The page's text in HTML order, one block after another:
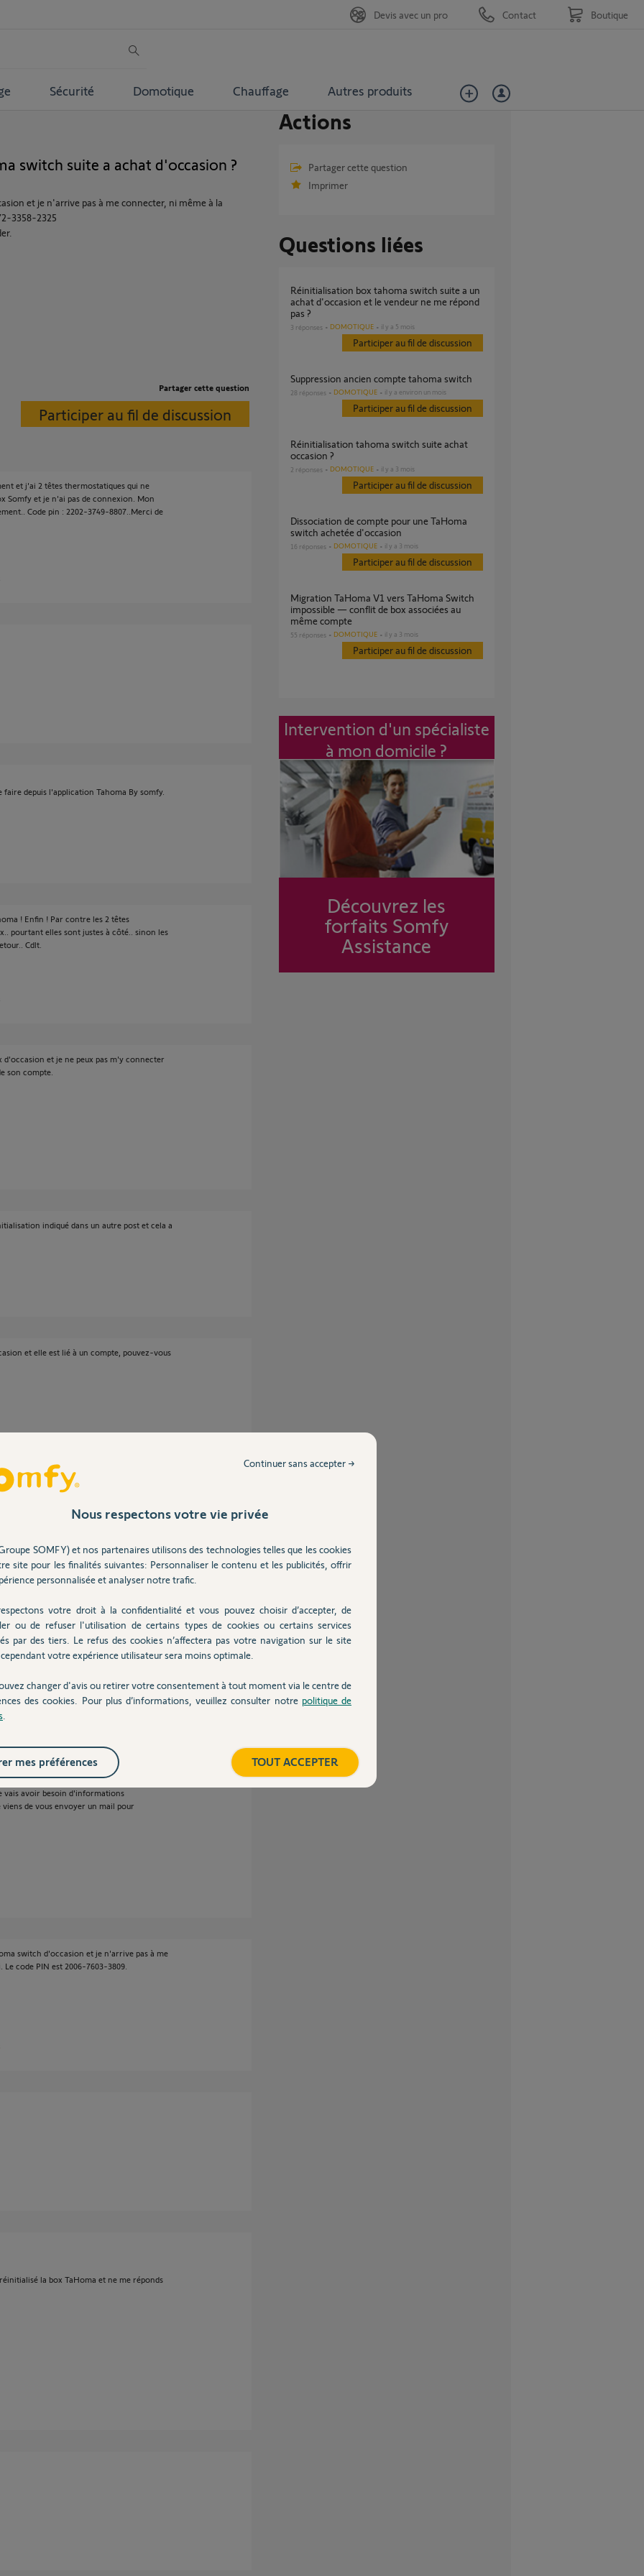
Sécurité Domotique Chauffage Autres produits
Devis avec un pro Contact Boutique
switch suite a achat d'occasion ?
et je n'arrive pas à me connecter, ni même à la
3358-2325
Partager cette question
Participer au fil de discussion
et j'ai 2 têtes thermostatiques qui ne
Somfy et je n'ai pas de connexion. Mon
Code pin : 2202-3749-8807..Merci de
depuis l'application Tahoma By somfy.
! Enfin ! Par contre les 2 têtes
pourtant elles sont justes à côté.. sinon les
Cdlt.
et je ne peux pas m'y connecter
son compte.
indiqué dans un autre post et cela a
et elle est lié à un compte, pouvez-vous
le souci des têtes thermostatiques Io
courant.. Cdlt.
indiquez, il semblerait que vos vannes IO
vais avoir besoin d'informations
de vous envoyer un mail pour
switch d'occasion et je n'arrive pas à me
code PIN est 2006-7603-3809.
la box TaHoma et ne me réponds
Actions
Partager cette question
Imprimer
Questions liées
Réinitialisation box tahoma switch suite a un
achat d'occasion et le vendeur ne me répond
pas ?
3 réponses DOMOTIQUE il y a 5 mois
Participer au fil de discussion
Suppression ancien compte tahoma switch
28 réponses DOMOTIQUE il y a environ un mois
Participer au fil de discussion
réinitialisation tahoma switch suite achat
occasion ?
2 réponses DOMOTIQUE il y a 3 mois
Participer au fil de discussion
Dissociation de compte pour une TaHoma
switch achetée d'occasion
16 réponses DOMOTIQUE il y a 3 mois
Participer au fil de discussion
Migration TaHoma V1 vers TaHoma Switch
impossible — conflit de box associées au
même compte
55 réponses DOMOTIQUE il y a 3 mois
Participer au fil de discussion
Intervention d'un spécialiste
à mon domicile ?
Découvrez les
forfaits Somfy
Assistance
Nous respectons votre vie privée
SOMFY) et nos partenaires utilisons des technologies telles que les cookies
site pour les finalités suivantes: Personnaliser le contenu et les publicités, offrir
personnalisée et analyser notre trafic.
votre droit à la confidentialité et vous pouvez choisir d’accepter, de
ou de refuser l'utilisation de certains types de cookies ou certains services
par des tiers. Le refus des cookies n’affectera pas votre navigation sur le site
votre expérience utilisateur sera moins optimale.
changer d'avis ou retirer votre consentement à tout moment via le centre de
des cookies. Pour plus d’informations, veuillez consulter notre politique de
Continuer sans accepter →
TOUT ACCEPTER
mes préférences